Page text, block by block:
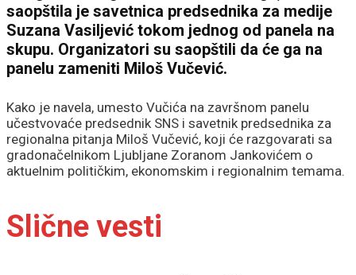
saopštila je savetnica predsednika za medije
Suzana Vasiljević tokom jednog od panela na
skupu. Organizatori su saopštili da će ga na
panelu zameniti Miloš Vučević.
Kako je navela, umesto Vučića na završnom panelu
učestvovaće predsednik SNS i savetnik predsednika za
regionalna pitanja Miloš Vučević, koji će razgovarati sa
gradonačelnikom Ljubljane Zoranom Jankovićem o
aktuelnim političkim, ekonomskim i regionalnim temama.
Slične vesti